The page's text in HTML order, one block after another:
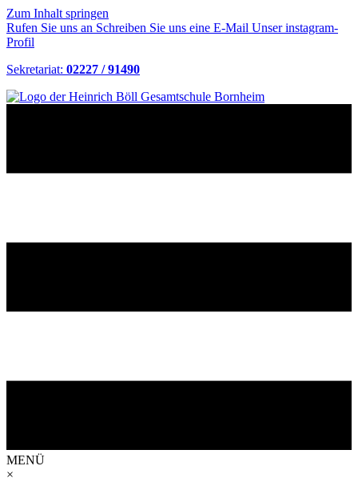
Zum Inhalt springen
Rufen Sie uns an Schreiben Sie uns eine E-Mail Unser instagram-
Profil
Sekretariat: 02227 / 91490
MENÜ
×